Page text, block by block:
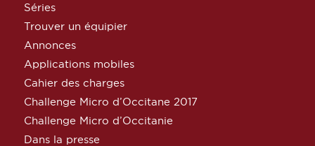
Séries
Trouver un équipier
Annonces
Applications mobiles
Cahier des charges
Challenge Micro d’Occitane 2017
Challenge Micro d’Occitanie
Dans la presse